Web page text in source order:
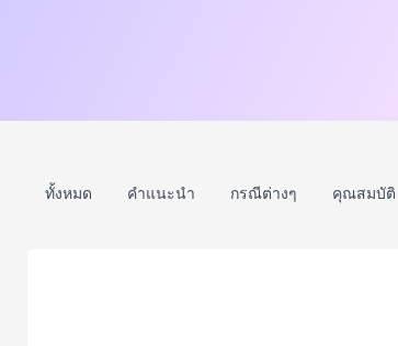
ทั้งหมด คำแนะนำ กรณีต่างๆ คุณสมบัติ